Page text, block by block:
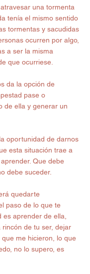
una tormenta
tenía el mismo sentido
tormentas y sacudidas
ocurren por algo,
a ser la misma
que ocurriese.
da la opción de
pase o
de ella y generar un
oportunidad de darnos
esta situación trae a
Que debe
debe suceder.
quedarte
paso de lo que te
es aprender de ella,
rincón de tu ser, dejar
me hicieron, lo que
no lo supero, es